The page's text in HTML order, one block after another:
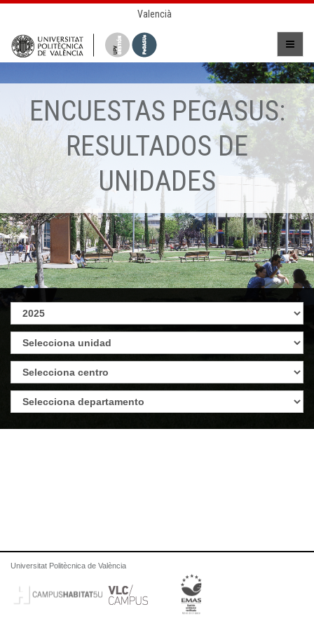
Valencià
ENCUESTAS PEGASUS:
RESULTADOS DE
UNIDADES
Universitat Politècnica de València